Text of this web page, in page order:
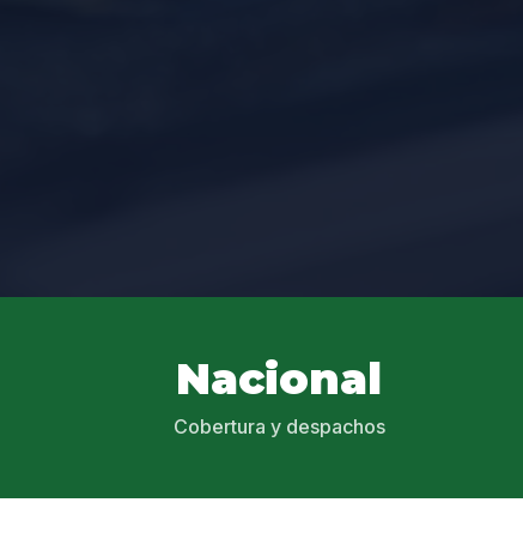
Nacional
Cobertura y despachos